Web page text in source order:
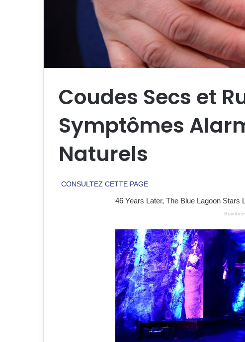
Coudes Secs et
Symptômes
Naturels